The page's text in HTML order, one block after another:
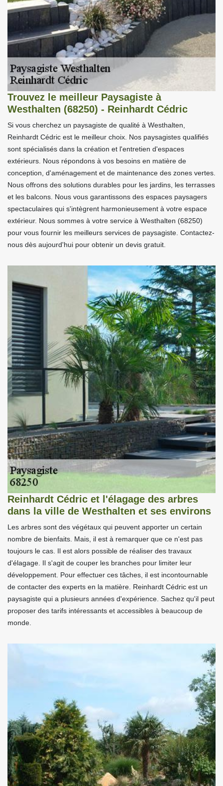
Trouvez le meilleur Paysagiste à
Westhalten (68250) - Reinhardt Cédric
Si vous cherchez un paysagiste de qualité à Westhalten,
Reinhardt Cédric est le meilleur choix. Nos paysagistes qualifiés
sont spécialisés dans la création et l'entretien d'espaces
extérieurs. Nous répondons à vos besoins en matière de
conception, d'aménagement et de maintenance des zones vertes.
Nous offrons des solutions durables pour les jardins, les terrasses
et les balcons. Nous vous garantissons des espaces paysagers
spectaculaires qui s'intègrent harmonieusement à votre espace
extérieur. Nous sommes à votre service à Westhalten (68250)
pour vous fournir les meilleurs services de paysagiste. Contactez-
nous dès aujourd'hui pour obtenir un devis gratuit.
Reinhardt Cédric et l'élagage des arbres
dans la ville de Westhalten et ses environs
Les arbres sont des végétaux qui peuvent apporter un certain
nombre de bienfaits. Mais, il est à remarquer que ce n'est pas
toujours le cas. Il est alors possible de réaliser des travaux
d'élagage. Il s'agit de couper les branches pour limiter leur
développement. Pour effectuer ces tâches, il est incontournable
de contacter des experts en la matière. Reinhardt Cédric est un
paysagiste qui a plusieurs années d'expérience. Sachez qu'il peut
proposer des tarifs intéressants et accessibles à beaucoup de
monde.